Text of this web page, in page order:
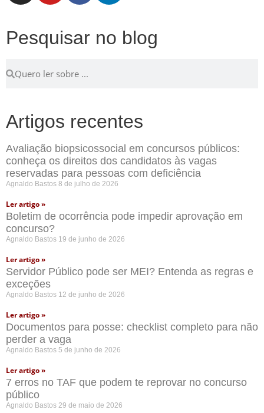
Pesquisar no blog
Artigos recentes
Avaliação biopsicossocial em concursos públicos:
conheça os direitos dos candidatos às vagas
reservadas para pessoas com deficiência
Agnaldo Bastos 8 de julho de 2026
Ler artigo »
Boletim de ocorrência pode impedir aprovação em
concurso?
Agnaldo Bastos 19 de junho de 2026
Ler artigo »
Servidor Público pode ser MEI? Entenda as regras e
exceções
Agnaldo Bastos 12 de junho de 2026
Ler artigo »
Documentos para posse: checklist completo para não
perder a vaga
Agnaldo Bastos 5 de junho de 2026
Ler artigo »
7 erros no TAF que podem te reprovar no concurso
público
Agnaldo Bastos 29 de maio de 2026